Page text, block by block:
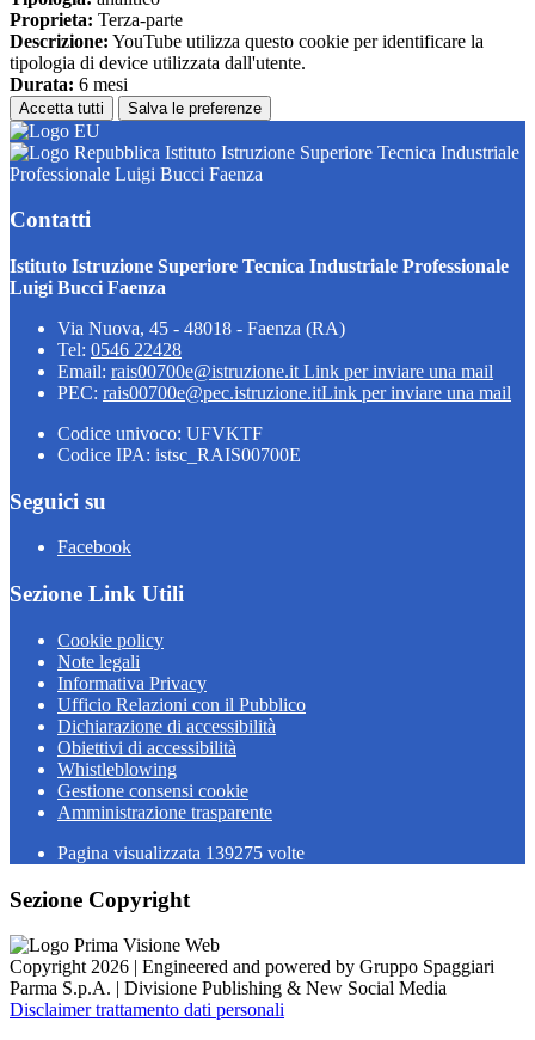
Proprieta: Terza-parte
Descrizione: YouTube utilizza questo cookie per identificare la
tipologia di device utilizzata dall'utente.
Durata: 6 mesi
Accetta tutti Salva le preferenze
Istituto Istruzione Superiore Tecnica Industriale
Professionale Luigi Bucci Faenza
Contatti
Istituto Istruzione Superiore Tecnica Industriale Professionale
Luigi Bucci Faenza
Via Nuova, 45 - 48018 - Faenza (RA)
Tel: 0546 22428
Email: rais00700e@istruzione.it Link per inviare una mail
PEC: rais00700e@pec.istruzione.itLink per inviare una mail
Codice univoco: UFVKTF
Codice IPA: istsc_RAIS00700E
Seguici su
Facebook
Sezione Link Utili
Cookie policy
Note legali
Informativa Privacy
Ufficio Relazioni con il Pubblico
Dichiarazione di accessibilità
Obiettivi di accessibilità
Whistleblowing
Gestione consensi cookie
Amministrazione trasparente
Pagina visualizzata 139275 volte
Sezione Copyright
Copyright 2026 | Engineered and powered by Gruppo Spaggiari
Parma S.p.A. | Divisione Publishing & New Social Media
Disclaimer trattamento dati personali